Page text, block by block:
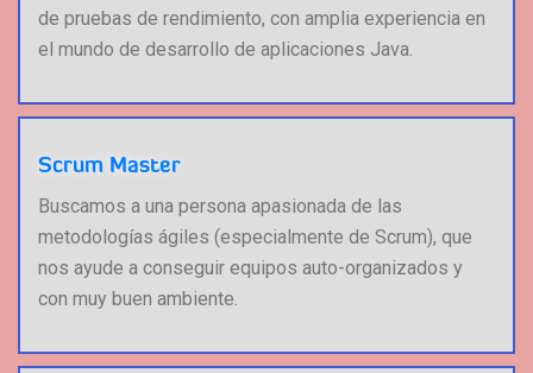
de pruebas de rendimiento, con amplia experiencia en
el mundo de desarrollo de aplicaciones Java.
Scrum Master
Buscamos a una persona apasionada de las
metodologías ágiles (especialmente de Scrum), que
nos ayude a conseguir equipos auto-organizados y
con muy buen ambiente.